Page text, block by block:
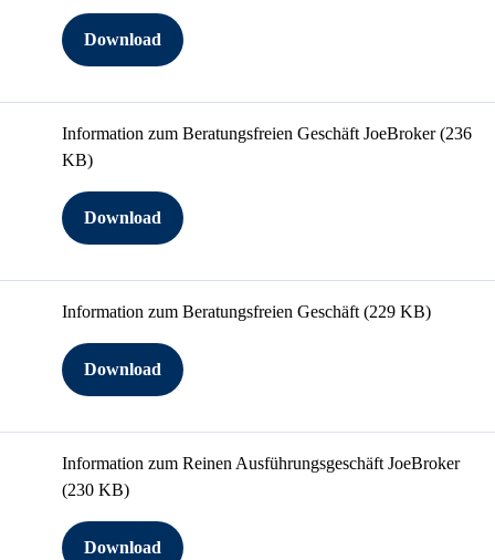
Download
Information zum Beratungsfreien Geschäft JoeBroker(236
KB)
Download
Information zum Beratungsfreien Geschäft (229 KB)
Download
Information zum Reinen Ausführungsgeschäft JoeBroker
(230 KB)
Download